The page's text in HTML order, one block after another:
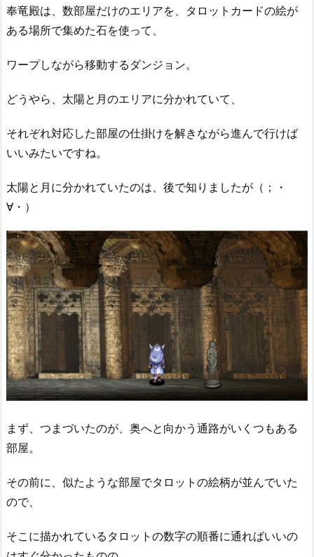
奉竜殿は、数部屋だけのエリアを、タロットカードの絵が
ある場所で集めた石を使って、
ワープしながら移動するダンジョン。
どうやら、太陽と月のエリアに分かれていて、
それぞれ対応した部屋の仕掛けを解きながら進んで行けば
いいみたいですね。
太陽と月に分かれていたのは、後で知りましたが（；・
∀・）
まず、つまづいたのが、奥へと向かう通路がいくつもある
部屋。
その前に、似たような部屋でタロットの絵柄が並んでいた
ので、
そこに描かれているタロットの数字の順番に通ればいいの